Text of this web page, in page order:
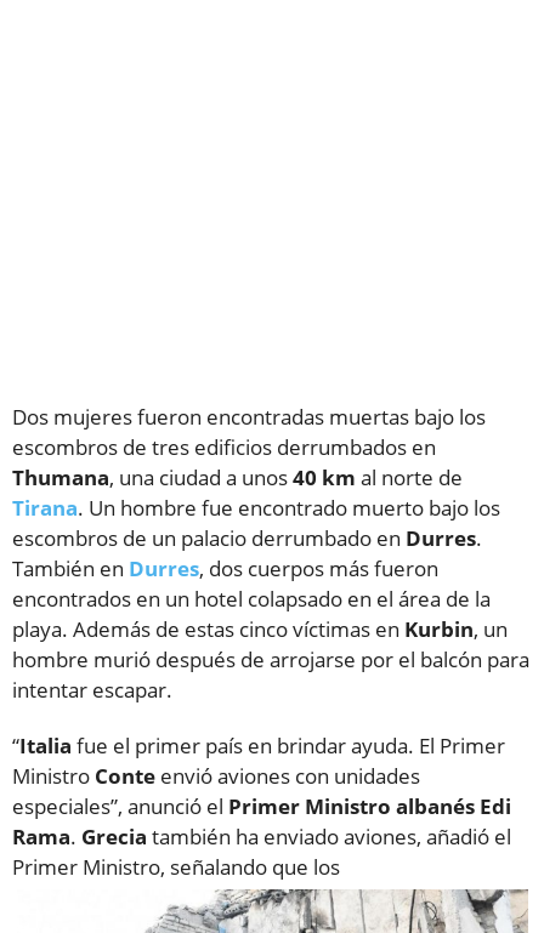
Dos mujeres fueron encontradas muertas bajo los
escombros de tres edificios derrumbados en
Thumana, una ciudad a unos40 km al norte de
Tirana. Un hombre fue encontrado muerto bajo los
escombros de un palacio derrumbado en Durres.
También en Durres, dos cuerpos más fueron
encontrados en un hotel colapsado en el área de la
playa. Además de estas cinco víctimas en Kurbin, un
hombre murió después de arrojarse por el balcón para
intentar escapar.
“Italia fue el primer país en brindar ayuda. El Primer
Ministro Conte envió aviones con unidades
especiales”, anunció el Primer Ministro albanés Edi
Rama. Grecia también ha enviado aviones, añadió el
Primer Ministro, señalando que los